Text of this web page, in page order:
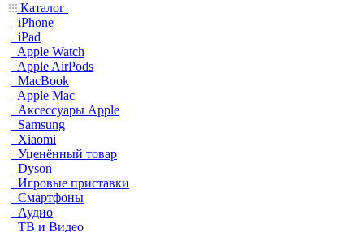
Каталог
iPhone
iPad
Apple Watch
Apple AirPods
MacBook
Apple Mac
Аксессуары Apple
Samsung
Xiaomi
Уценённый товар
Dyson
Игровые приставки
Смартфоны
Аудио
ТВ и Видео